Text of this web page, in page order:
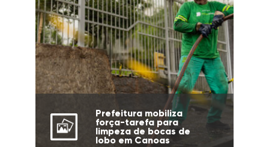
Prefeitura mobiliza
força-tarefa para
limpeza de bocas de
lobo em Canoas